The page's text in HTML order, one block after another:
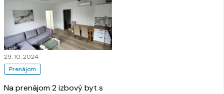
Prenájom
29. 10. 2024
Na prenájom 2 izbový byt s